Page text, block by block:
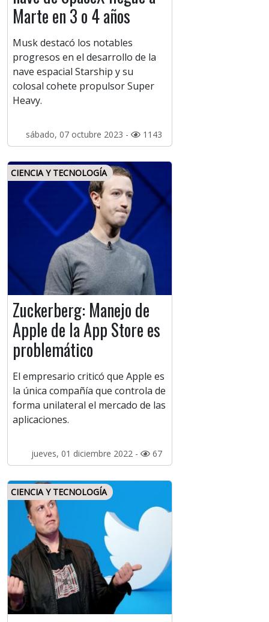
Marte en 3 o 4 años
Musk destacó los notables
progresos en el desarrollo de la
nave espacial Starship y su
colosal cohete propulsor Super
Heavy.
sábado, 07 octubre 2023 - 1143
CIENCIA Y TECNOLOGÍA
Zuckerberg: Manejo de
Apple de la App Store es
problemático
El empresario criticó que Apple es
la única compañía que controla de
forma unilateral el mercado de las
aplicaciones.
jueves, 01 diciembre 2022 - 67
CIENCIA Y TECNOLOGÍA